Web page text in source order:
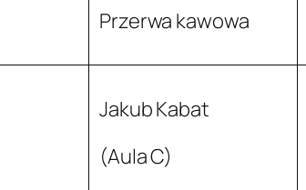
Przerwa kawowa
Jakub Kabat
(Aula C)